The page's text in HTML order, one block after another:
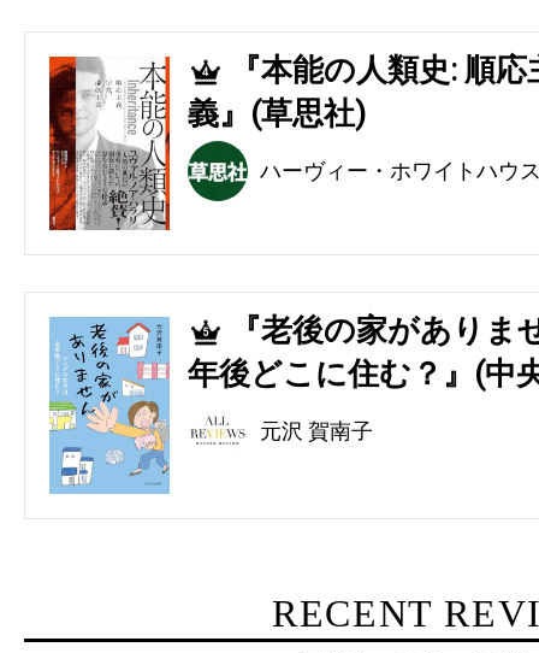
4
『本能の人類史: 順
義』(草思社)
ハーヴィー・ホワイトハウ
5
『老後の家があり
年後どこに住む？』(中
元沢 賀南子
RECENT